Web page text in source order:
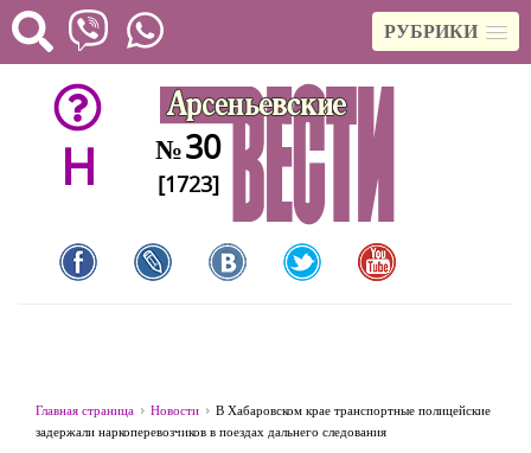
РУБРИКИ
H №30
[1723]
Главная страница Новости
В Хабаровском крае транспортные полицейские
задержали наркоперевозчиков в поездах дальнего следования